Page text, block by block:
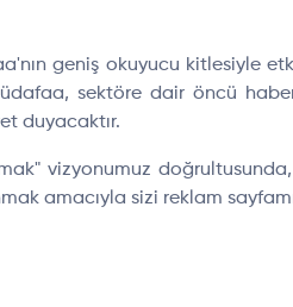
geniş okuyucu kitlesiyle
sektöre dair öncü
duyacaktır.
vizyonumuz
amacıyla sizi reklam